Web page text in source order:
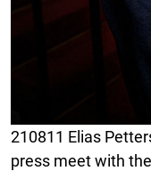
210811 Elias
press meet with